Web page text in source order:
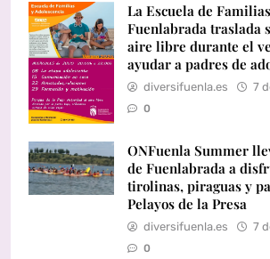
La Escuela de
Fuenlabrada traslada
aire libre durante el
ayudar a padres de
diversifuenla.es 7
0
ONFuenla Summer
de Fuenlabrada a
tirolinas, piraguas y
Pelayos de la Presa
diversifuenla.es 7
0